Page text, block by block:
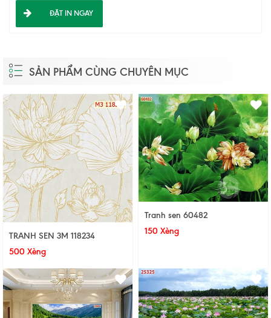
ĐẶT IN NGAY
SẢN PHẨM CÙNG CHUYÊN MỤC
TRANH SEN 3M 118234
500 Xèng
Tranh sen 60482
150 Xèng